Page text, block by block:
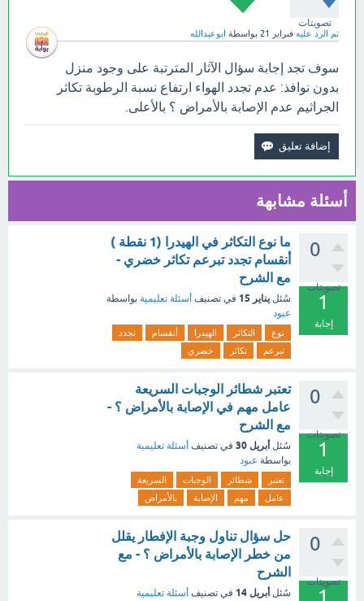
تصويتات
تم الرد عليه فبراير 21 بواسطة ابوعبدالله
سوف تجد إجابة سؤال الآثار المترتبة على وجود منزل
بدون نوافذ: عدم تجدد الهواء ارتفاع نسبة الرطوبة تكاثر
الجراثيم عدم الإصابة بالأمراض ؟ بالأعلى.
أسئلة مشابهة
0
تصويتات
1
إجابة
ما نوع التكاثر في الهيدرا (1 نقطة )
أنقسام تجدد تبرعم تكاثر خضري -
مع الشرح
سُئل يناير 15 في تصنيف أسئلة تعليمية بواسطة
عبود
نوع التكاثر الهيدرا أنقسام
تجدد
تبرعم
تكاثر خضري
0
تصويتات
1
إجابة
تعتبر شطائر الوجبات السريعة
عامل مهم في الإصابة بالأمراض ؟ -
مع الشرح
سُئل أبريل 30 في تصنيف أسئلة تعليمية
بواسطة عبود
تعتبر شطائر الوجبات
السريعة
عامل
مهم الإصابة بالأمراض
0
تصويتات
1
حل سؤال تناول وجبة الإفطار يقلل
من خطر الإصابة بالأمراض ؟ - مع
الشرح
سُئل أبريل 14 في تصنيف أسئلة تعليمية